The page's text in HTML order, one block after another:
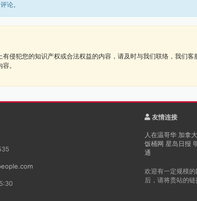
论。
有侵犯您的知识产权或合法权益的内容，请及时与我们联络，我们客
。
友情连接
人在温哥华 加拿
饭桶网 星岛日报
通
欢迎有一定规模
后，请将贵站的